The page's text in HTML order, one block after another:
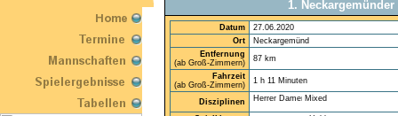
1.
Datum
27.06.2020
Ort
Neckargemünd
Entfernung
(ab Groß-Zimmern)
87 km
Fahrzeit
(ab Groß-Zimmern)
1 h 11 Minuten
Disziplinen